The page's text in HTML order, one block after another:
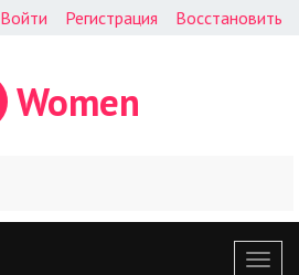
Войти Регистрация Восстановить
Women